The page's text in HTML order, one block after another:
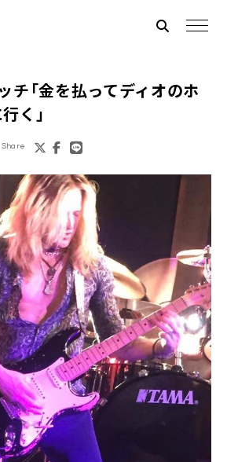
チ 「金を払ってディオのホ
く」
Share